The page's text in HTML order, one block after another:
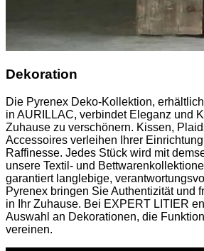
Dekoration
Die Pyrenex Deko-Kollektion,
in AURILLAC, verbindet Eleganz und
Zuhause zu verschönern. Kissen,
Accessoires verleihen Ihrer
Raffinesse. Jedes Stück wird mit
unsere Textil- und
garantiert langlebige,
Pyrenex bringen Sie Authentizität und
in Ihr Zuhause. Bei EXPERT LITIER
Auswahl an Dekorationen, die
vereinen.